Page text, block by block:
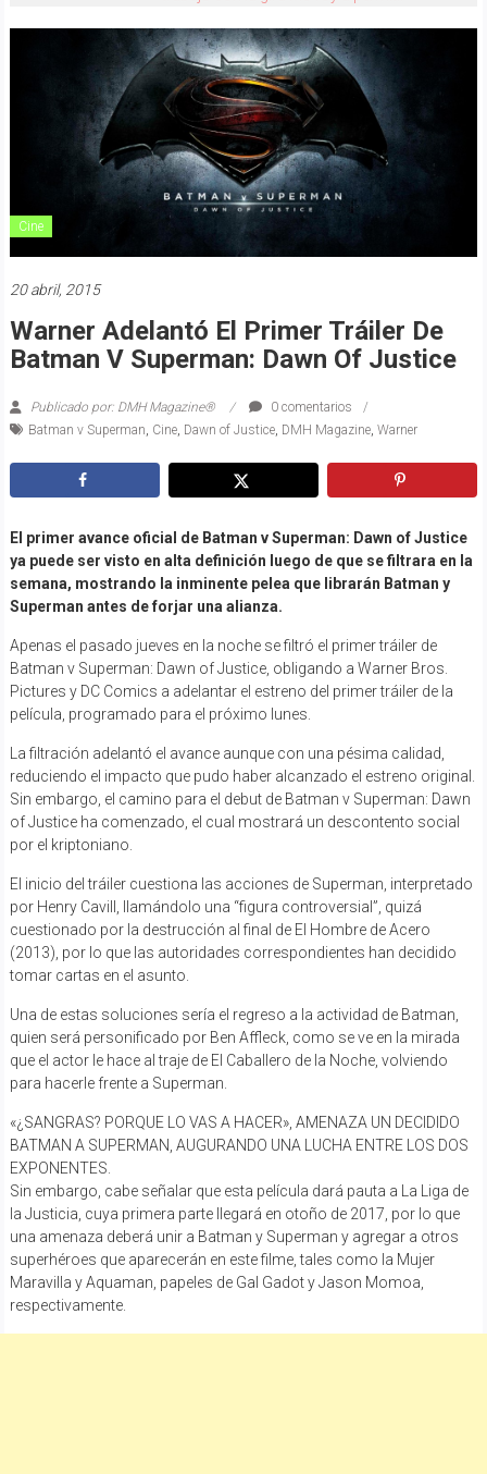
Cine
20 abril, 2015
Warner Adelantó El Primer Tráiler De
Batman V Superman: Dawn Of Justice
Publicado por: DMH Magazine®
0 comentarios
Batman v Superman, Cine, Dawn of Justice, DMH Magazine, Warner
El primer avance oficial de Batman v Superman: Dawn of Justice
ya puede ser visto en alta definición luego de que se filtrara en la
semana, mostrando la inminente pelea que librarán Batman y
Superman antes de forjar una alianza.
Apenas el pasado jueves en la noche se filtró el primer tráiler de
Batman v Superman: Dawn of Justice, obligando a Warner Bros.
Pictures y DC Comics a adelantar el estreno del primer tráiler de la
película, programado para el próximo lunes.
La filtración adelantó el avance aunque con una pésima calidad,
reduciendo el impacto que pudo haber alcanzado el estreno original.
Sin embargo, el camino para el debut de Batman v Superman: Dawn
of Justice ha comenzado, el cual mostrará un descontento social
por el kriptoniano.
El inicio del tráiler cuestiona las acciones de Superman, interpretado
por Henry Cavill, llamándolo una “figura controversial”, quizá
cuestionado por la destrucción al final de El Hombre de Acero
(2013), por lo que las autoridades correspondientes han decidido
tomar cartas en el asunto.
Una de estas soluciones sería el regreso a la actividad de Batman,
quien será personificado por Ben Affleck, como se ve en la mirada
que el actor le hace al traje de El Caballero de la Noche, volviendo
para hacerle frente a Superman.
«¿SANGRAS? PORQUE LO VAS A HACER», AMENAZA UN DECIDIDO
BATMAN A SUPERMAN, AUGURANDO UNA LUCHA ENTRE LOS DOS
EXPONENTES.
Sin embargo, cabe señalar que esta película dará pauta a La Liga de
la Justicia, cuya primera parte llegará en otoño de 2017, por lo que
una amenaza deberá unir a Batman y Superman y agregar a otros
superhéroes que aparecerán en este filme, tales como la Mujer
Maravilla y Aquaman, papeles de Gal Gadot y Jason Momoa,
respectivamente.